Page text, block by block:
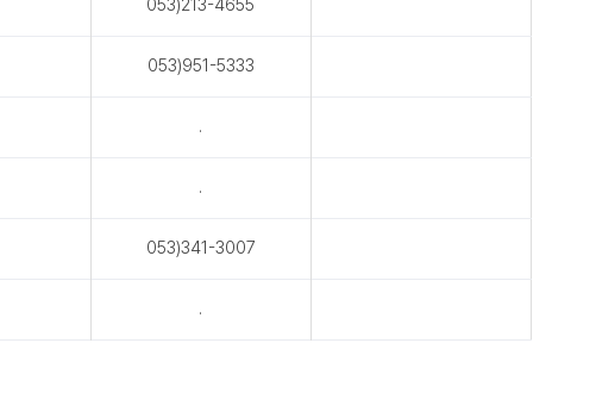
053)213-4655
053)951-5333
.
.
053)341-3007
.